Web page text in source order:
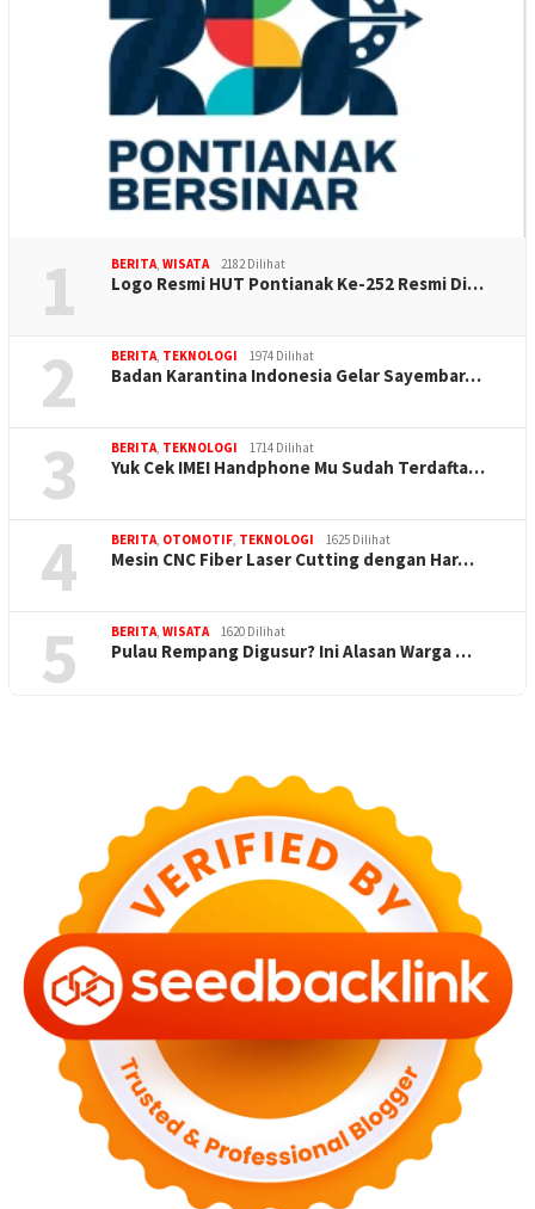
1 BERITA, WISATA 2182 Dilihat
Logo Resmi HUT Pontianak Ke-252 Resmi Di…
2 BERITA, TEKNOLOGI 1974 Dilihat
Badan Karantina Indonesia Gelar Sayembar…
3 BERITA, TEKNOLOGI 1714 Dilihat
Yuk Cek IMEI Handphone Mu Sudah Terdafta…
4 BERITA, OTOMOTIF, TEKNOLOGI 1625 Dilihat
Mesin CNC Fiber Laser Cutting dengan Har…
5 BERITA, WISATA 1620 Dilihat
Pulau Rempang Digusur? Ini Alasan Warga …